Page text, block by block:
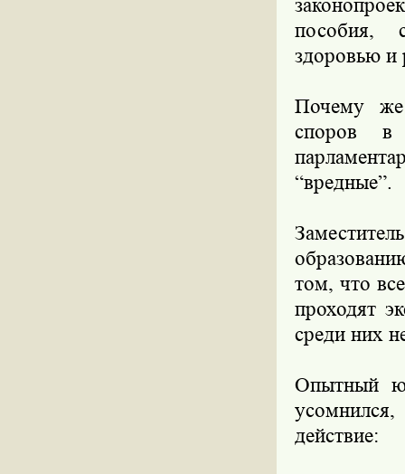
пособия,
здоровью и
Почему же
споров в
“вредные”.
том, что
проходят
среди них
Опытный
действие: